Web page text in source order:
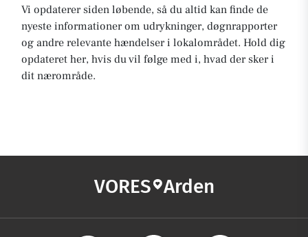
Vi opdaterer siden løbende, så du altid kan finde de
nyeste informationer om udrykninger, døgnrapporter
og andre relevante hændelser i lokalområdet. Hold dig
opdateret her, hvis du vil følge med i, hvad der sker i
dit nærområde.
VORES Arden